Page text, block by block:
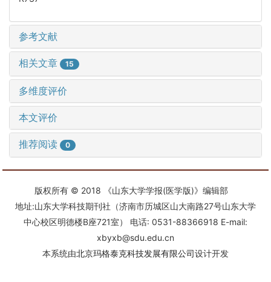
参考文献
相关文章 15
多维度评价
本文评价
推荐阅读 0
版权所有 © 2018 《山东大学学报(医学版)》编辑部
地址:山东大学科技期刊社（济南市历城区山大南路27号山东大学
中心校区明德楼B座721室） 电话: 0531-88366918 E-mail:
xbyxb@sdu.edu.cn
本系统由北京玛格泰克科技发展有限公司设计开发